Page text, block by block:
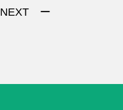
NEXT ー